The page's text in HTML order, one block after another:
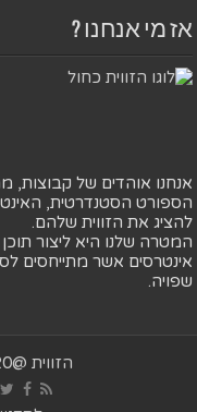
אז מי אנחנו ?
אנחנו אוהדים של
הספורט הסטנדרטית,
להציג את הזווית שלהם.
המטרה שלנו היא ליצור תוכן
אינטרסים אשר מתייחסים
שפויה.
הזווית @2020. כל הזכויות שמורות